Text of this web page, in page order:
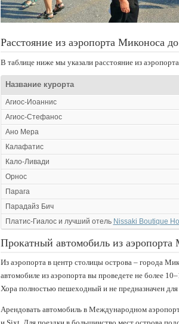
Расстояние из аэропорта Миконоса
В таблице ниже мы указали расстояние из
Название курорта
Агиос-Иоаннис
Агиос-Стефанос
Ано Мера
Калафатис
Кало-Ливади
Орнос
Парага
Парадайз Бич
Платис-Гиалос и лучший отель Nissaki Boutique
Прокатный автомобиль из аэропорта
Из аэропорта в центр столицы острова – города
автомобиле из аэропорта вы проведете не более
Хора полностью пешеходный и не предназначен
Арендовать автомобиль в Международном